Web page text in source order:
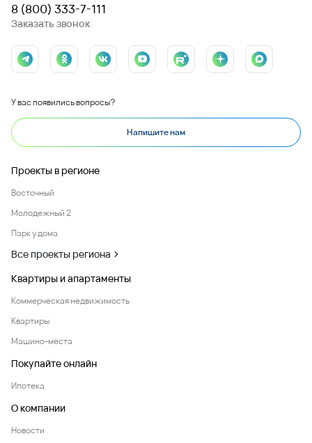
8 (800) 333-7-111
Заказать звонок
У вас появились вопросы?
Напишите нам
Проекты в регионе
Восточный
Молодежный 2
Парк у дома
Все проекты региона
Квартиры и апартаменты
Коммерческая недвижимость
Квартиры
Машино-места
Покупайте онлайн
Ипотека
О компании
Новости